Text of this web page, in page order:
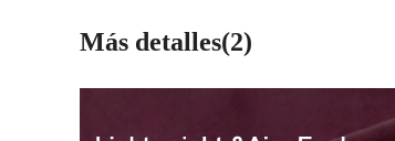
Más detalles(2)